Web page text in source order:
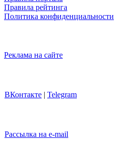
Правила рейтинга
Политика конфиденциальности
Реклама на сайте
ВКонтакте | Telegram
Рассылка на e-mail